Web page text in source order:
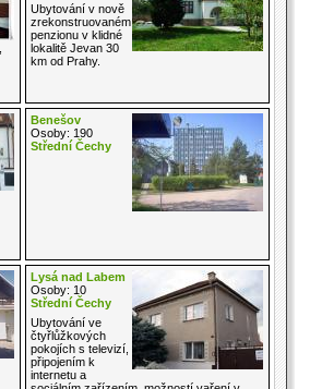
Ubytování v nově
zrekonstruovaném
penzionu v klidné
lokalitě Jevan 30
km od Prahy.
Benešov
Osoby: 190
Střední Čechy
Lysá nad Labem
Osoby: 10
Střední Čechy
Ubytování ve
čtyřlůžkových
pokojích s televizí,
připojením k
internetu a